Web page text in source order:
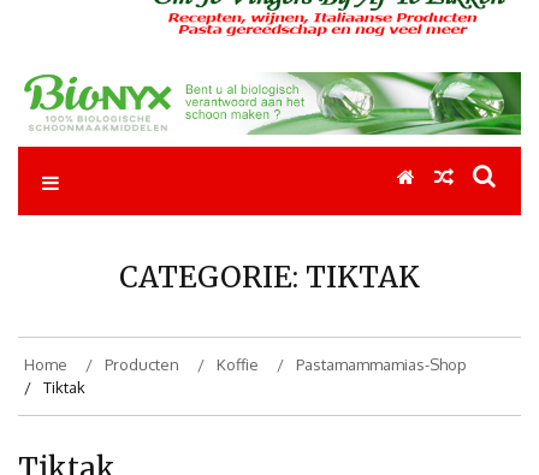
Pastamammamia
Pastarecepten om je vingers bij af te likken
CATEGORIE: TIKTAK
Home Producten Koffie
Pastamammamias-Shop
Tiktak